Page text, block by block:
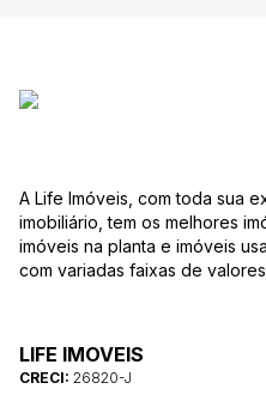
A Life Imóveis, com toda sua
imobiliário, tem os melhores
imóveis na planta e imóveis
com variadas faixas de
as suas dúvidas sobre casas,
comerciais e outros produtos
LIFE IMOVEIS
CRECI: 26820-J